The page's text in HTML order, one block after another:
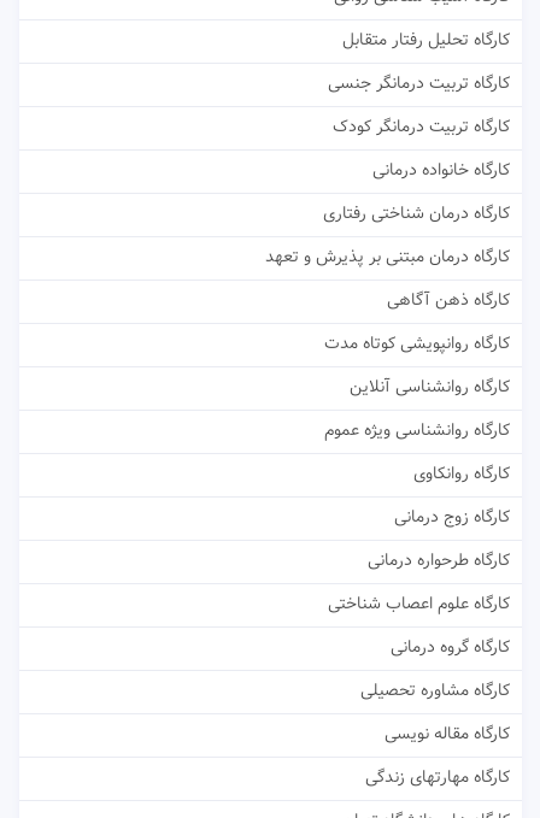
کارگاه تحلیل رفتار متقابل
کارگاه تربیت درمانگر جنسی
کارگاه تربیت درمانگر کودک
کارگاه خانواده درمانی
کارگاه درمان شناختی رفتاری
کارگاه درمان مبتنی بر پذیرش و تعهد
کارگاه ذهن آگاهی
کارگاه روانپویشی کوتاه مدت
کارگاه روانشناسی آنلاین
کارگاه روانشناسی ویژه عموم
کارگاه روانکاوی
کارگاه زوج درمانی
کارگاه طرحواره درمانی
کارگاه علوم اعصاب شناختی
کارگاه گروه درمانی
کارگاه مشاوره تحصیلی
کارگاه مقاله نویسی
کارگاه مهارتهای زندگی